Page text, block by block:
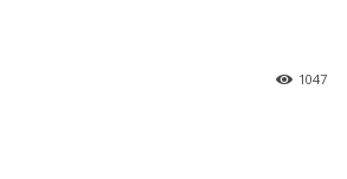
1047